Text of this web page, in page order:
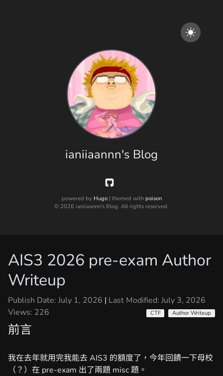
ianiiaannn's Blog
powered by Hugo| themed with poison
© 2026 ianiiaannn's Blog. All rights reserved.
AIS3 2026 pre-exam Author
Writeup
Publish Date: July 1, 2026 | Last Modified: July 3, 2026
CTF Author Writeup
Views: 226
前言
我在去年就用完我能去 AIS3 的額度了，今年回饋一下母校
（？）在 pre-exam 出了兩題 misc 題。